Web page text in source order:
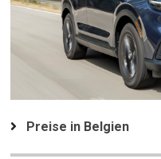
Preise in Belgien